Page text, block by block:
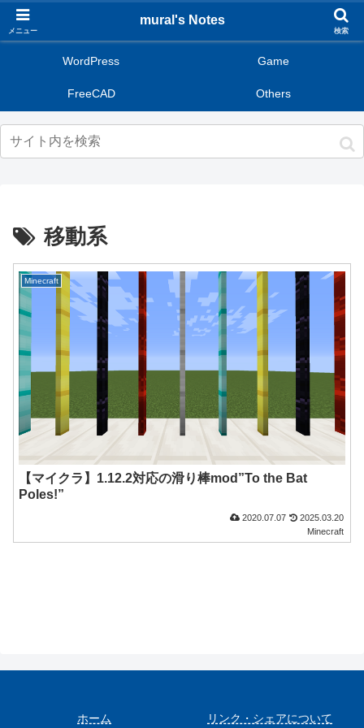
WordPress Game
FreeCAD Others
移動系
Minecraft
【マイクラ】1.12.2対応の滑り棒mod”To the Bat
Poles!”
2020.07.07
2025.03.20
Minecraft
ホーム リンク・シェアについて
メニュー
mural's Notes
検索